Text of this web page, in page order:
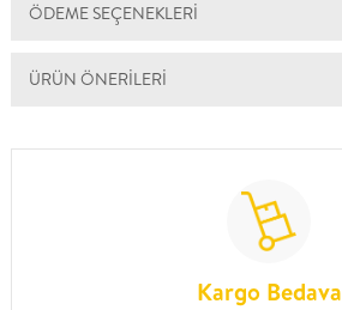
ÖDEME SEÇENEKLERI
ÜRÜN ÖNERILERI
Kargo Bedava